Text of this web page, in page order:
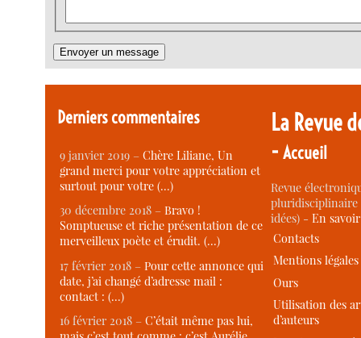
Derniers commentaires
9 janvier 2019 –Chère Liliane, Un
grand merci pour votre appréciation et
surtout pour votre (…)
30 décembre 2018 –Bravo !
Somptueuse et riche présentation de ce
merveilleux poète et érudit. (…)
17 février 2018 –Pour cette annonce qui
date, j’ai changé d’adresse mail :
contact : (…)
16 février 2018 –C’était même pas lui,
La Revue
-Accueil
Revue
idées) -En
Contacts
Mentions légales
Ours
Utilisation des
d’auteurs